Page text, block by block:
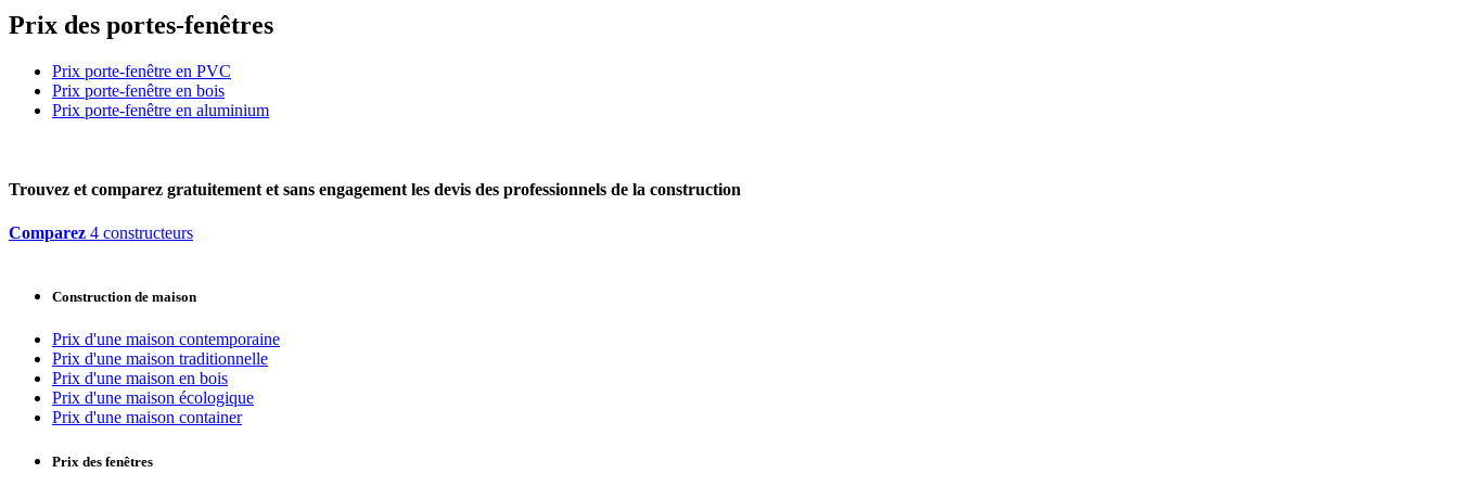
Prix des portes-fenêtres
Prix porte-fenêtre en PVC
Prix porte-fenêtre en bois
Prix porte-fenêtre en aluminium
Trouvez et comparez gratuitement et sans engagement les devis des professionnels de la construction
Comparez 4 constructeurs
Construction de maison
Prix d'une maison contemporaine
Prix d'une maison traditionnelle
Prix d'une maison en bois
Prix d'une maison écologique
Prix d'une maison container
Prix des fenêtres